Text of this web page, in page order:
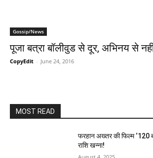
Gossip/News
पूजा बत्रा बॉलीवुड से दूर, अभिनय से
CopyEdit - June 24, 2016
MOST READ
फरहान अख्तर की फिल्म ‘120
राशि खन्ना!